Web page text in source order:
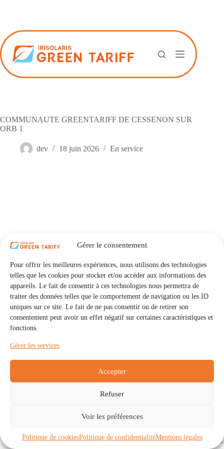
Gérer le consentement
Pour offrir les meilleures expériences, nous utilisons des technologies
telles que les cookies pour stocker et/ou accéder aux informations des
appareils. Le fait de consentir à ces technologies nous permettra de
traiter des données telles que le comportement de navigation ou les ID
uniques sur ce site. Le fait de ne pas consentir ou de retirer son
consentement peut avoir un effet négatif sur certaines caractéristiques et
fonctions.
Gérer les services
Accepter
Refuser
Voir les préférences
Politique de cookiesPolitique de confidentialitéMentions légales
COMMUNAUTE GREENTARIFF DE CESSENON SUR
ORB 1
dev 18 juin 2026 En service
Communautés
À propos
Politique de cookies (UE)